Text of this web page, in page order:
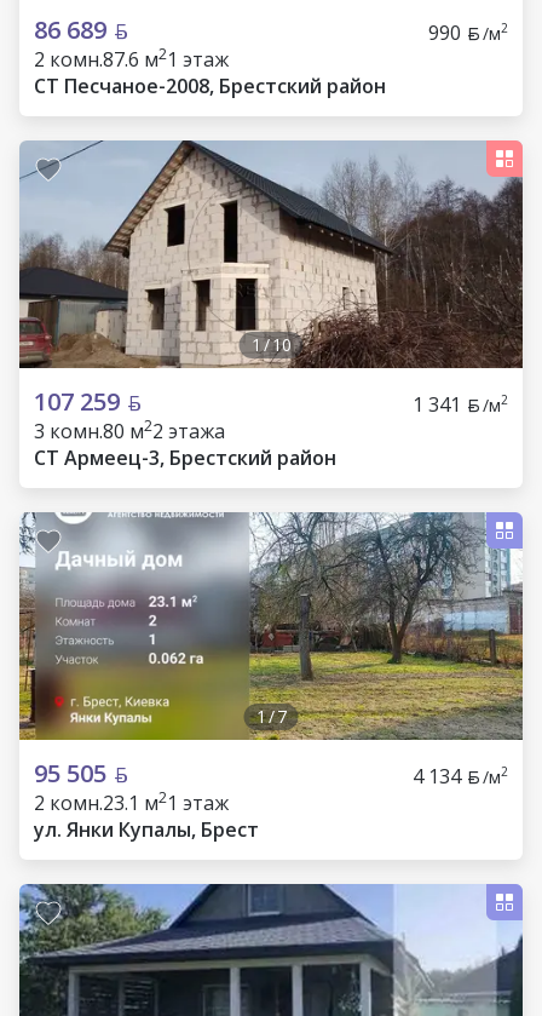
86 689 990 /м2
2 комн.87.6 м21 этаж
СТ Песчаное-2008, Брестский район
1 /10
107 259 1 341 /м2
3 комн.80 м22 этажа
СТ Армеец-3, Брестский район
1/7
95 505 4 134 /м2
2 комн.23.1 м21 этаж
ул. Янки Купалы, Брест